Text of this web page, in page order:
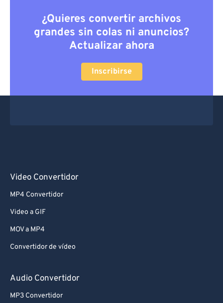
¿Quieres convertir archivos
grandes sin colas ni anuncios?
Actualizar ahora
Inscribirse
Video Convertidor
MP4 Convertidor
Video a GIF
MOV a MP4
Convertidor de vídeo
Audio Convertidor
MP3 Convertidor